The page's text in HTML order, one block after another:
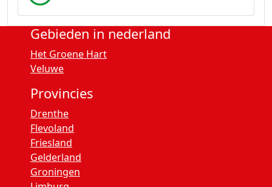
Gebieden in nederland
Het Groene Hart
Veluwe
Provincies
Drenthe
Flevoland
Friesland
Gelderland
Groningen